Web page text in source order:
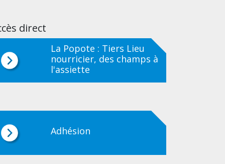
direct
La Popote : Tiers Lieu
nourricier, des champs à
l'assiette
Adhésion